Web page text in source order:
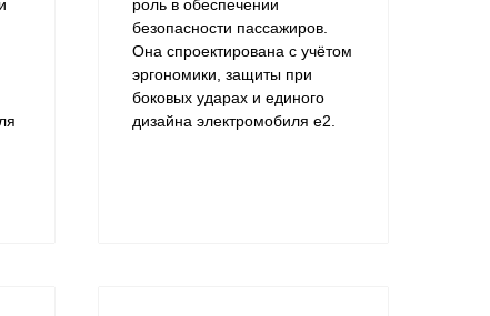
роль в обеспечении
безопасности пассажиров.
Она спроектирована с учётом
эргономики, защиты при
боковых ударах и единого
дизайна электромобиля e2.